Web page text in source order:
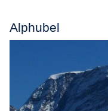
Alphubel